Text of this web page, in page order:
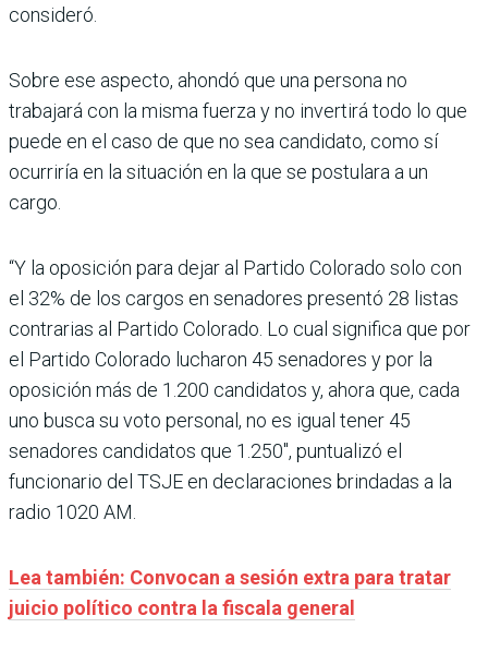
consideró.
Sobre ese aspecto, ahondó que una persona no
trabajará con la misma fuerza y no invertirá todo lo que
puede en el caso de que no sea candidato, como sí
ocurriría en la situación en la que se postulara a un
cargo.
“Y la oposición para dejar al Partido Colorado solo con
el 32% de los cargos en senadores presentó 28 listas
contrarias al Partido Colorado. Lo cual significa que por
el Partido Colorado lucharon 45 senadores y por la
oposición más de 1.200 candidatos y, ahora que, cada
uno busca su voto personal, no es igual tener 45
senadores candidatos que 1.250″, puntualizó el
funcionario del TSJE en declaraciones brindadas a la
radio 1020 AM.
Lea también: Convocan a sesión extra para tratar
juicio político contra la fiscala general